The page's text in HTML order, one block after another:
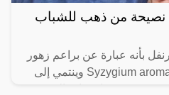
نصيحة من ذهب للشباب
بأنه عبارة عن براعم زهور
مجففة من شجرة “Syzygium aromaticum وينتمي إلى